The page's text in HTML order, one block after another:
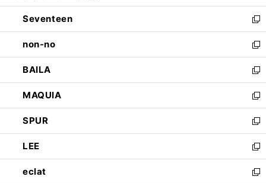
開
く
ウ
で
開
く
ン
ド
ウ
で
開
く
Seventeen
新
し
い
ウ
ィ
ン
ド
ウ
で
開
く
non-no
新
し
い
ウ
ィ
ン
ド
ウ
で
開
く
BAILA
新
し
い
ウ
ィ
ン
ド
ウ
で
MAQUIA
新
し
い
ウ
ィ
ン
ド
SPUR
新
し
い
ウ
ィ
LEE
新
し
い
eclat
新